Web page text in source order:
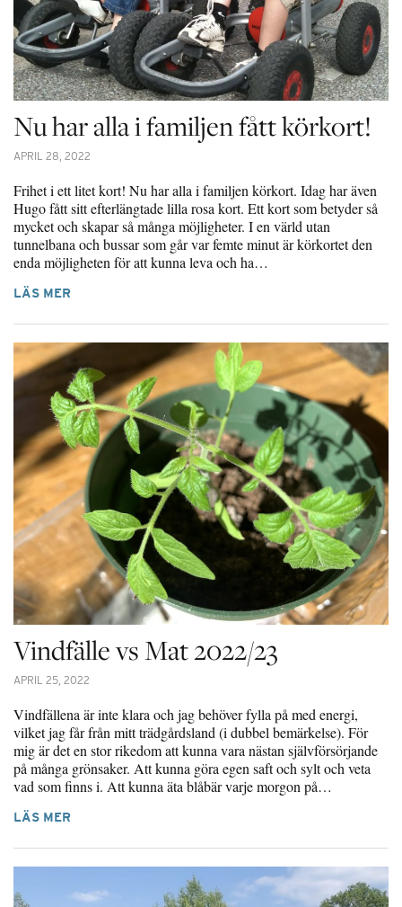
Nu har alla i familjen fått körkort!
APRIL 28, 2022
Frihet i ett litet kort! Nu har alla i familjen körkort. Idag har även
Hugo fått sitt efterlängtade lilla rosa kort. Ett kort som betyder så
mycket och skapar så många möjligheter. I en värld utan
tunnelbana och bussar som går var femte minut är körkortet den
enda möjligheten för att kunna leva och ha…
LÄS MER
Vindfälle vs Mat 2022/23
APRIL 25, 2022
Vindfällena är inte klara och jag behöver fylla på med energi,
vilket jag får från mitt trädgårdsland (i dubbel bemärkelse). För
mig är det en stor rikedom att kunna vara nästan självförsörjande
på många grönsaker. Att kunna göra egen saft och sylt och veta
vad som finns i. Att kunna äta blåbär varje morgon på…
LÄS MER